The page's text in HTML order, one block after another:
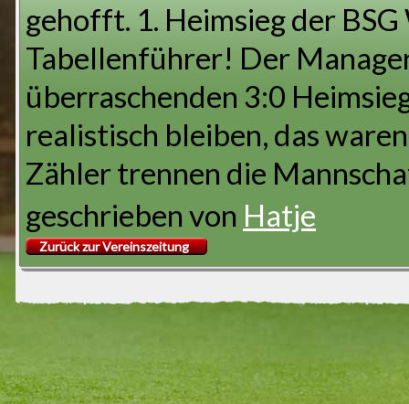
gehofft. 1. Heimsieg der
Tabellenführer! Der
überraschenden 3:0
realistisch bleiben, das
Zähler trennen die
geschrieben von Hatje
Zurück zur Vereinszeitung